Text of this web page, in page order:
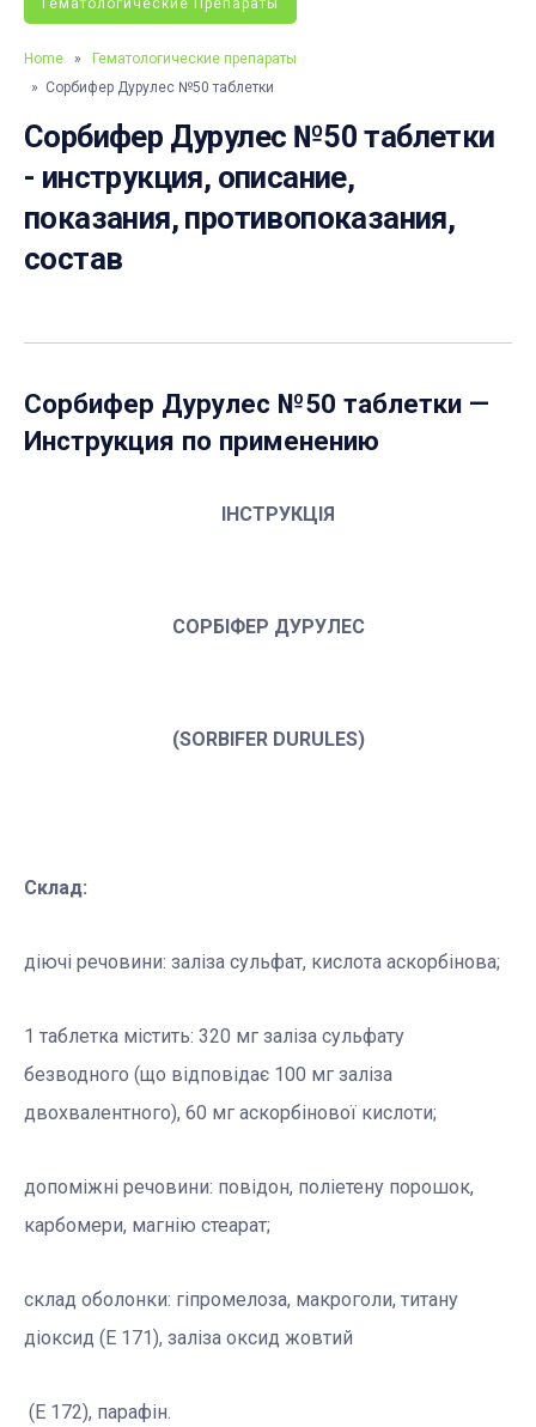
Home »
Гематологические препараты
» Сорбифер Дурулес №50 таблетки
Сорбифер Дурулес №50 таблетки
- инструкция, описание,
показания, противопоказания,
состав
Сорбифер Дурулес №50 таблетки —
Инструкция по применению
ІНСТРУКЦІЯ
СОРБІФЕР ДУРУЛЕС
(SORBIFER DURULES)
Склад:
діючі речовини: заліза сульфат, кислота аскорбінова;
1 таблетка містить: 320 мг заліза сульфату
безводного (що відповідає 100 мг заліза
двохвалентного), 60 мг аскорбінової кислоти;
допоміжні речовини: повідон, поліетену порошок,
карбомери, магнію стеарат;
склад оболонки: гіпромелоза, макроголи, титану
діоксид (Е 171), заліза оксид жовтий
(Е 172), парафін.